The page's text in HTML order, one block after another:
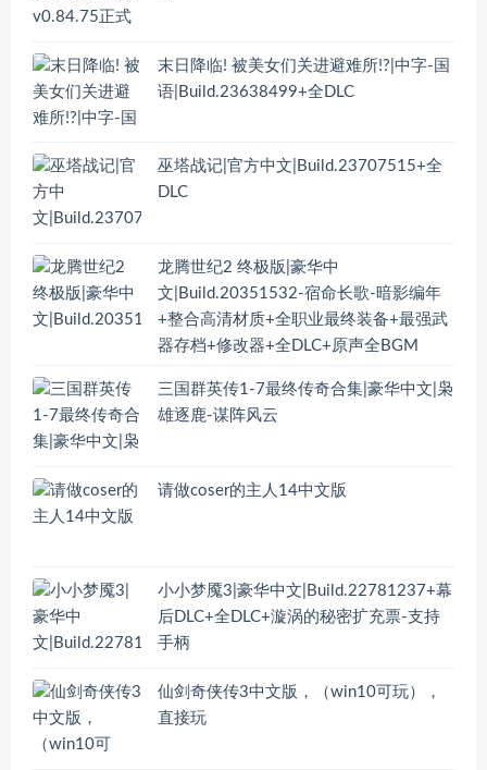
末日降临! 被美女们关进避难所!?|中字-国
语|Build.23638499+全DLC
巫塔战记|官方中文|Build.23707515+全
DLC
龙腾世纪2 终极版|豪华中
文|Build.20351532-宿命长歌-暗影编年
+整合高清材质+全职业最终装备+最强武
器存档+修改器+全DLC+原声全BGM
三国群英传1-7最终传奇合集|豪华中文|枭
雄逐鹿-谋阵风云
请做coser的主人14中文版
小小梦魇3|豪华中文|Build.22781237+幕
后DLC+全DLC+漩涡的秘密扩充票-支持
手柄
仙剑奇侠传3中文版，（win10可玩），
直接玩